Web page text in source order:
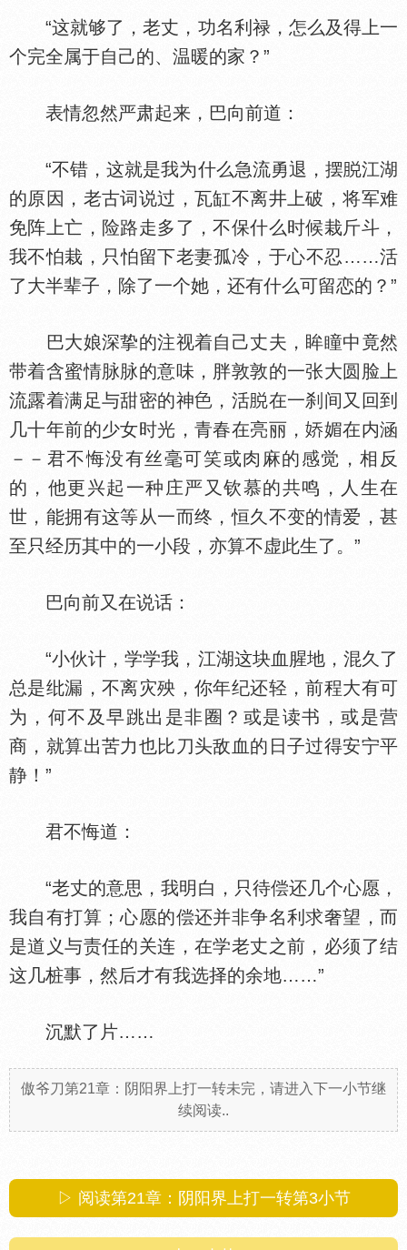
“这就够了，老丈，功名利禄，怎么及得上一
个完全属于自己的、温暖的家？”
表情忽然严肃起来，巴向前道：
“不错，这就是我为什么急流勇退，摆
江湖
的原因，老古词说过，瓦缸不离井上破，将军难
免阵上亡，险路走多了，不保什么时候栽斤斗，
我不怕栽，只怕留下老妻孤冷，于心不忍……活
了大半辈子，除了一个她，还有什么可留恋的？”
巴大娘深挚的注视着自己丈夫，眸瞳中竟然
带着含蜜情脉脉的意味，胖敦敦的一张大圆脸上
流露着满足与甜密的神
，活
在一刹间又回到
几十年前的少女时光，青春在亮丽，
媚在内涵
－－君不悔没有丝毫可笑或肉麻的感觉，相反
的，他更兴起一种庄严又钦慕的共鸣，人生在
世，能拥有这等从一而终，恒久不变的情爱，甚
至只经历其中的一小段，亦算不虚此生了。”
巴向前又在说话：
“小伙计，学学我，江湖这块血腥地，混久了
总是纰漏，不离灾殃，你年纪还轻，前程大有可
为，何不及早跳出是非圈？或是读书，或是营
商，就算出苦力也比刀头敌血的日子过得安宁平
静！”
君不悔道：
“老丈的意思，我明白，只待偿还几个心愿，
我自有打算；心愿的偿还并非争名利求奢望，而
是道义与责任的关连，在学老丈之前，必须了结
这几桩事，然后才有我选择的余地……”
沉默了片……
傲爷刀第21章：阴阳界上打一转未完，请进入下一小节继
续阅读..
▷ 阅读第21章：阴阳界上打一转第3小节